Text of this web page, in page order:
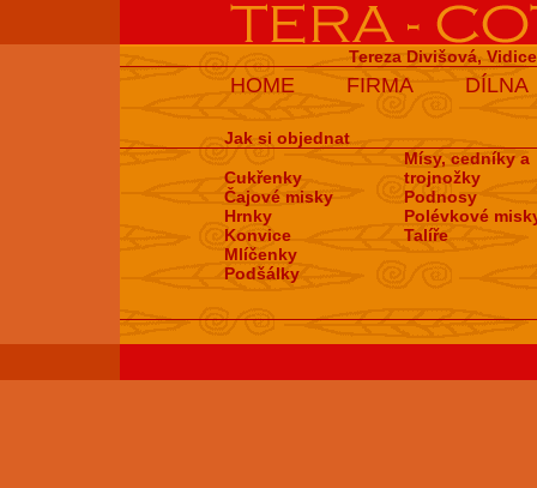
Tereza Divišová,
HOME FIRMA DÍLNA
Jak si objednat
Cukřenky
Čajové misky
Hrnky
Konvice
Mlíčenky
Podšálky
Mísy, cedníky a
trojnožky
Podnosy
Polévkové
Talíře